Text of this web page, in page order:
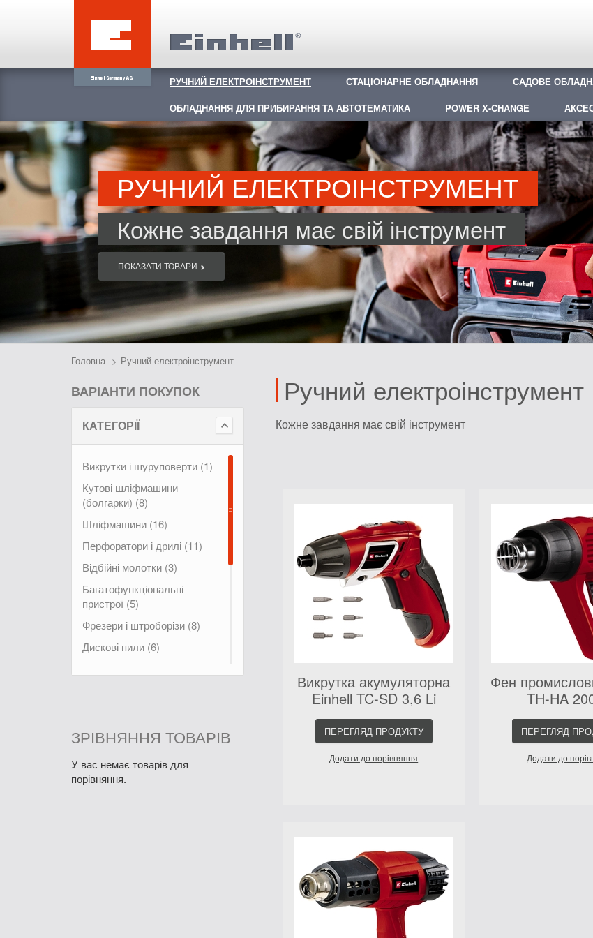
РУЧНИЙ ЕЛЕКТРОІНСТРУМЕНТ СТАЦІОНАРНЕ ОБЛАДНАННЯ САДОВЕ
ОБЛАДНАННЯ ДЛЯ ПРИБИРАННЯ ТА АВТОТЕМАТИКА
POWER X-CHANGE
РУЧНИЙ ЕЛЕКТРОІНСТРУМЕНТ
Кожне завдання має свій інструмент
ПОКАЗАТИ ТОВАРИ
Головна Ручний електроінструмент
Ручний електроінструмент
Кожне завдання має свій інструмент
Викрутка акумуляторна
Einhell TC-SD 3,6 Li
ПЕРЕГЛЯД ПРОДУКТУ
Додати до порівняння
Фен
TH-HA
ПЕРЕГЛЯД
Додати до
ВАРІАНТИ ПОКУПОК
КАТЕГОРІЇ
Викрутки і шуруповерти (1)
Кутові шліфмашини
(болгарки) (8)
Шліфмашини (16)
Перфоратори і дрилі (11)
Відбійні молотки (3)
Багатофункціональні
пристрої (5)
Фрезери і штроборізи (8)
Дискові пили (6)
Електричні
фарборозпилювачі (7)
Лезерні вимірювальні пристої
ЗРІВНЯННЯ ТОВАРІВ
У вас немає товарів для
порівняння.